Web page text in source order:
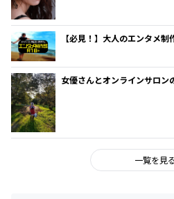
【必見！】大人のエンタメ制
女優さんとオンラインサロン
一覧を見る